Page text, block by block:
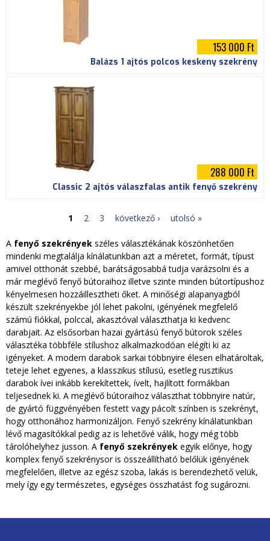
153 000 Ft
Balázs 1 ajtós polcos keskeny szekrény
288 000 Ft
Classic 2 ajtós válaszfalas antik fenyő szekrény
l
d
a
l
a
k
1 2 3 következő › utolsó »
A fenyő szekrények széles választékának köszönhetően
mindenki megtalálja kínálatunkban azt a méretet, formát, típust
amivel otthonát szebbé, barátságosabbá tudja varázsolni és a
már meglévő fenyő bútoraihoz illetve szinte minden bútortípushoz
kényelmesen hozzáillesztheti őket. A minőségi alapanyagból
készült szekrényekbe jól lehet pakolni, igényének megfelelő
számú fiókkal, polccal, akasztóval választhatja ki kedvenc
darabjait. Az elsősorban hazai gyártású fenyő bútorok széles
választéka többféle stílushoz alkalmazkodóan elégíti ki az
igényeket. A modern darabok sarkai többnyire élesen elhatároltak,
teteje lehet egyenes, a klasszikus stílusú, esetleg rusztikus
darabok ívei inkább kerekítettek, ívelt, hajlított formákban
teljesednek ki. A meglévő bútoraihoz választhat többnyire natúr,
de gyártó függvényében festett vagy pácolt színben is szekrényt,
hogy otthonához harmonizáljon. Fenyő szekrény kínálatunkban
lévő magasítókkal pedig az is lehetővé válik, hogy még több
tárolóhelyhez jusson. A fenyő szekrények egyik előnye, hogy
komplex fenyő szekrénysor is összeállítható belőlük igényének
megfelelően, illetve az egész szoba, lakás is berendezhető velük,
mely így egy természetes, egységes összhatást fog sugározni.